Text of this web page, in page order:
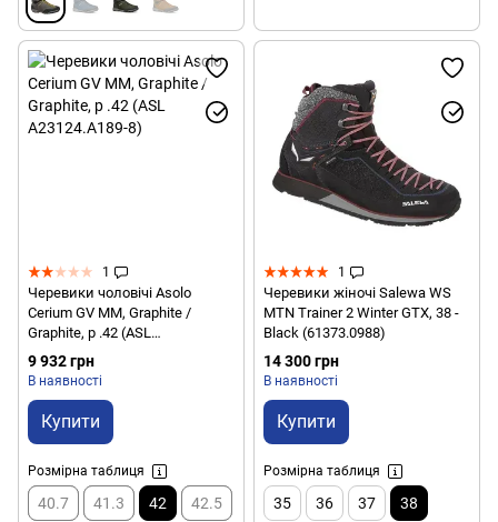
1
Черевики чоловічі Asolo
Cerium GV MM, Graphite /
Graphite, р .42 (ASL
A23124.A189-8)
9 932 грн
В наявності
Купити
Розмірна таблиця
40.7 41.3 42 42.5
1
Черевики жіночі Salewa WS
MTN Trainer 2 Winter GTX, 38 -
Black (61373.0988)
14 300 грн
В наявності
Купити
Розмірна таблиця
35 36 37 38